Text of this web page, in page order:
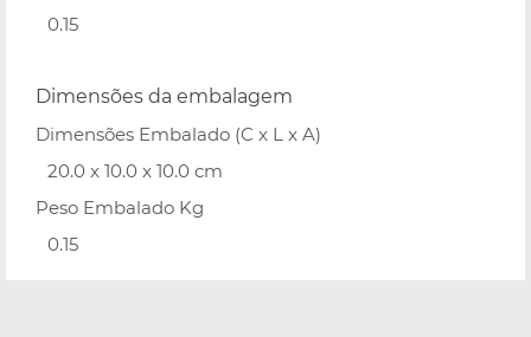
0.15
Dimensões da embalagem
Dimensões Embalado (C x L x A)
20.0 x 10.0 x 10.0 cm
Peso Embalado Kg
0.15